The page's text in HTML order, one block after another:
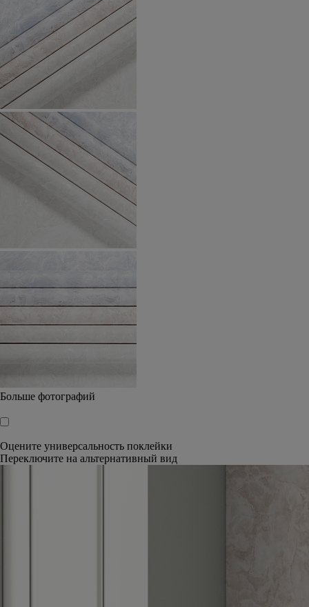
Больше фотографий
Оцените универсальность поклейки
Переключите на альтернативный вид